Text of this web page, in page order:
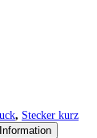
, Stecker kurz